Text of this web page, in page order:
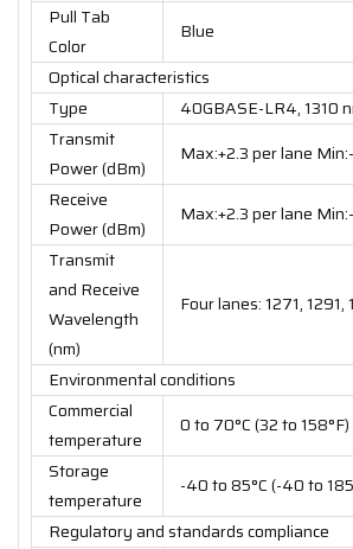
Pull Tab
Color
Blue
Optical characteristics
Type
40GBASE-LR4, 1310
Transmit
Power (dBm)
Max:+2.3 per lane
Receive
Power (dBm)
Max:+2.3 per lane
Transmit
and Receive
Wavelength
(nm)
Four lanes: 1271, 1291,
Environmental conditions
Commercial
temperature
0 to 70°C (32 to 158°F)
Storage
temperature
-40 to 85°C (-40 to
Regulatory and standards compliance